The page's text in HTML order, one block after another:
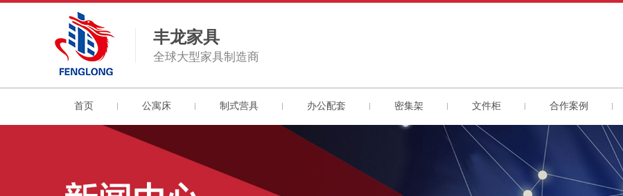
丰龙家具
全球大型家具制造商
首页 公寓床 制式营具 办公配套 密集架 文件柜 合作案例